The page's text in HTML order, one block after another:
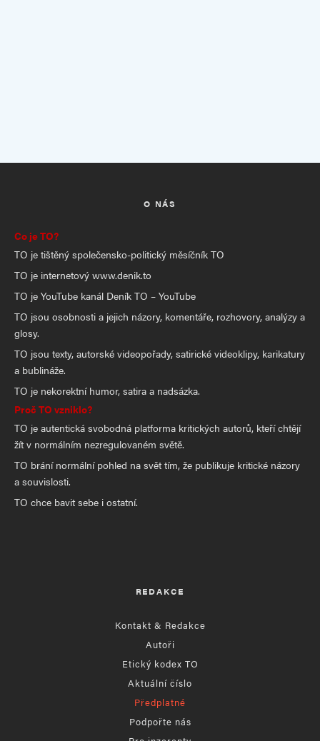
O NÁS
Co je TO?
TO je tištěný společensko-politický měsíčník TO
TO je internetový www.denik.to
TO je YouTube kanál Deník TO – YouTube
TO jsou osobnosti a jejich názory, komentáře, rozhovory, analýzy a
glosy.
TO jsou texty, autorské videopořady, satirické videoklipy, karikatury
a bublináže.
TO je nekorektní humor, satira a nadsázka.
Proč TO vzniklo?
TO je autentická svobodná platforma kritických autorů, kteří chtějí
žít v normálním nezregulovaném světě.
TO brání normální pohled na svět tím, že publikuje kritické názory
a souvislosti.
TO chce bavit sebe i ostatní.
REDAKCE
Kontakt & Redakce
Autoři
Etický kodex TO
Aktuální číslo
Předplatné
Podpořte nás